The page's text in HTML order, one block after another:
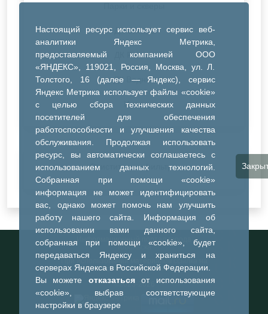
Настоящий ресурс использует сервис веб-
аналитики Яндекс Метрика,
предоставляемый компанией ООО
«ЯНДЕКС», 119021, Россия, Москва, ул. Л.
Толстого, 16 (далее — Яндекс), сервис
Яндекс Метрика использует файлы «cookie»
с целью сбора технических данных
посетителей для обеспечения
работоспособности и улучшения качества
обслуживания. Продолжая использовать
ресурс, вы автоматически соглашаетесь с
использованием данных технологий.
Собранная при помощи «cookie»
информация не может идентифицировать
вас, однако может помочь нам улучшить
работу нашего сайта. Информация об
использовании вами данного сайта,
собранная при помощи «cookie», будет
передаваться Яндексу и храниться на
серверах Яндекса в Российской Федерации.
Вы можете отказатьсяот использования
«cookie», выбрав соответствующие
настройки в браузере
ДК Синтез
ДК Речник
ДК Водник
Иное
Очистить все фильтры
Информационный портал города
Тобольска
При использовании материалов ссылка на
портал обязательна
©2023-2026